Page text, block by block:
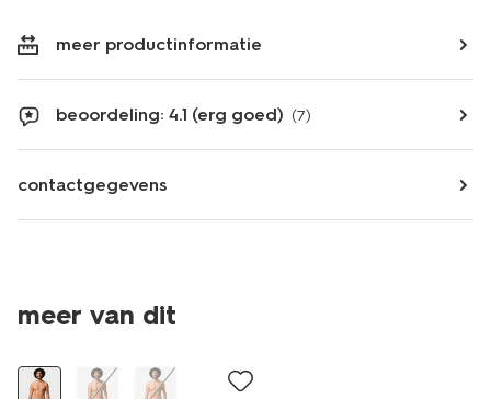
meer productinformatie
beoordeling: 4.1 (erg goed) (7)
contactgegevens
meer van dit